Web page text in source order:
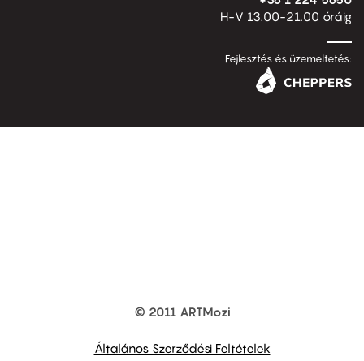
H-V 13.00-21.00 óráig
Fejlesztés és üzemeltetés:
© 2011 ARTMozi
Általános Szerződési Feltételek